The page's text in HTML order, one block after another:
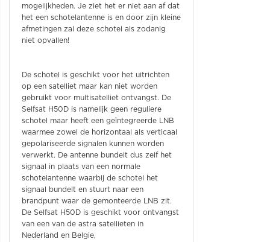
mogelijkheden. Je ziet het er niet aan af dat
het een schotelantenne is en door zijn kleine
afmetingen zal deze schotel als zodanig
niet opvallen!
De schotel is geschikt voor het uitrichten
op een satelliet maar kan niet worden
gebruikt voor multisatelliet ontvangst. De
Selfsat H50D is namelijk geen reguliere
schotel maar heeft een geïntegreerde LNB
waarmee zowel de horizontaal als verticaal
gepolariseerde signalen kunnen worden
verwerkt. De antenne bundelt dus zelf het
signaal in plaats van een normale
schotelantenne waarbij de schotel het
signaal bundelt en stuurt naar een
brandpunt waar de gemonteerde LNB zit.
De Selfsat H50D is geschikt voor ontvangst
van een van de astra satellieten in
Nederland en Belgie,